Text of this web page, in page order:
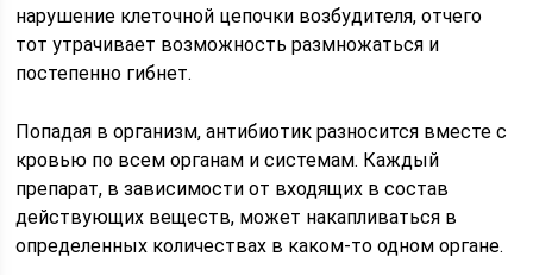
нарушение клеточной цепочки возбудителя, отчего
тот утрачивает возможность размножаться и
постепенно гибнет.
Попадая в организм, антибиотик разносится вместе с
кровью по всем органам и системам. Каждый
препарат, в зависимости от входящих в состав
действующих веществ, может накапливаться в
определенных количествах в каком-то одном органе.